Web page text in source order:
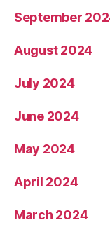
September
August 2024
July 2024
June 2024
May 2024
April 2024
March 2024